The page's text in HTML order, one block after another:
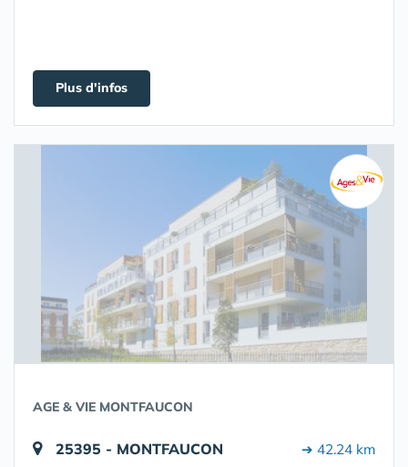
Plus d'infos
AGE & VIE MONTFAUCON
25395 - MONTFAUCON ➔ 42.24 km